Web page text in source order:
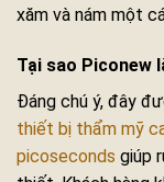
xăm và nám một
Tại sao Piconew
Đáng chú ý, đây
thiết bị thẩm mỹ
picoseconds giúp